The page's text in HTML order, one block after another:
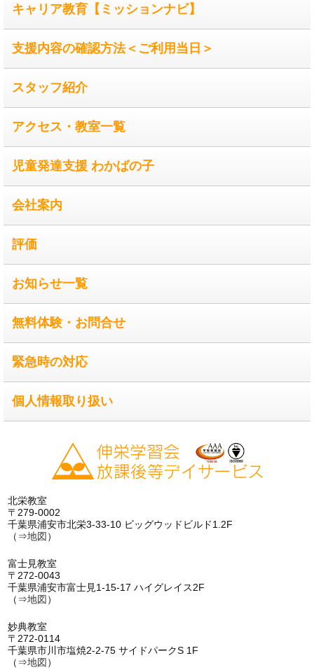
キャリア教育【ミッションナビ】
支援内容の確認方法＜ご利用当日＞
スタッフ紹介
アクセス・教室一覧
児童発達支援 わかばの子
会社案内
評価
お知らせ一覧
無料体験・お問合せ
緊急時の対応
個人情報取り扱い
北栄教室
〒279-0002
千葉県浦安市北栄3-33-10 ビッグウッドビルド1.2F
（⇒地図 ）
富士見教室
〒272-0043
千葉県浦安市富士見1-15-17 ハイグレイス2F
（⇒地図 ）
妙典教室
〒272-0114
千葉県市川市塩焼2-2-75 サイドパークS 1F
（⇒地図 ）